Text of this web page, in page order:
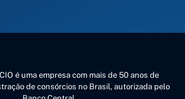
é uma empresa com mais de 50 anos de
de consórcios no Brasil, autorizada pelo